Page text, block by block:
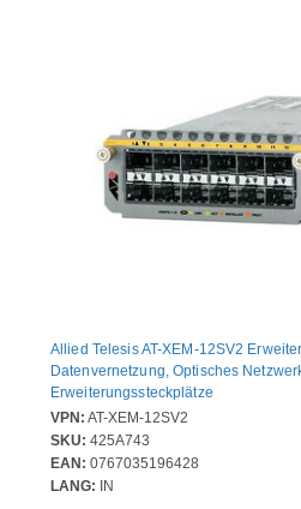
Allied Telesis AT-XEM-12SV2
Datenvernetzung, Optisches
Erweiterungssteckplätze
VPN: AT-XEM-12SV2
SKU: 425A743
EAN: 0767035196428
LANG: IN